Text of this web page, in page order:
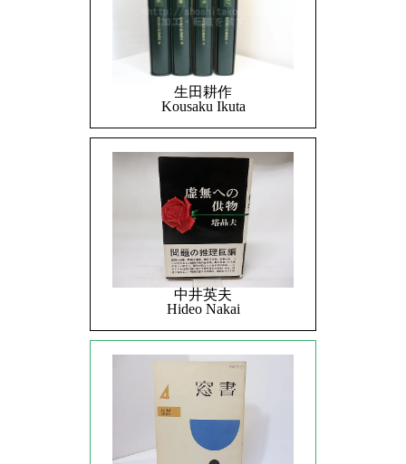
生田耕作
Kousaku Ikuta
中井英夫
Hideo Nakai